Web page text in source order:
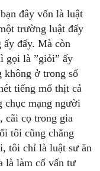
đây vốn là luật
trường luật đấy
đấy. Mà còn
gọi là ”giỏi” ấy
không ở trong số
tiếng mổ thịt cả
chục mạng người
cãi cọ trong gia
tôi cũng chẳng
tôi chỉ là luật sư ăn
là làm cố vấn tư